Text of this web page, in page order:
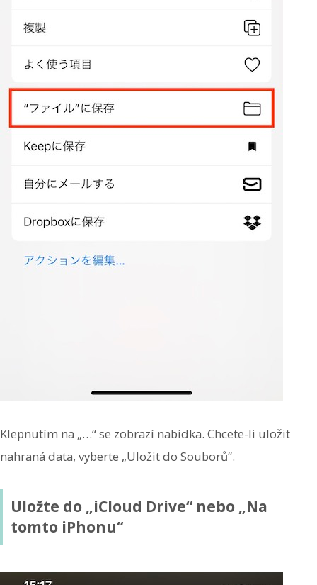
Klepnutím na „…“ se zobrazí nabídka. Chcete-li uložit
nahraná data, vyberte „Uložit do Souborů“.
Uložte do „iCloud Drive“ nebo „Na
tomto iPhonu“